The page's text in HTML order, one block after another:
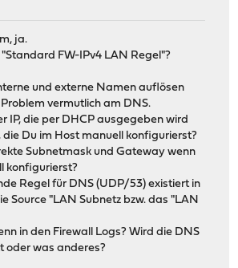
ja.
FW-IPv4 LAN Regel"?
und externe Namen auflösen
vermutlich am DNS.
IP, die per DHCP ausgegeben wird
die Du im Host manuell konfigurierst?
Subnetmask und Gateway wenn
konfigurierst?
Regel für DNS (UDP/53) existiert in
Source "LAN Subnetz bzw. das "LAN
in den Firewall Logs? Wird die DNS
oder was anderes?